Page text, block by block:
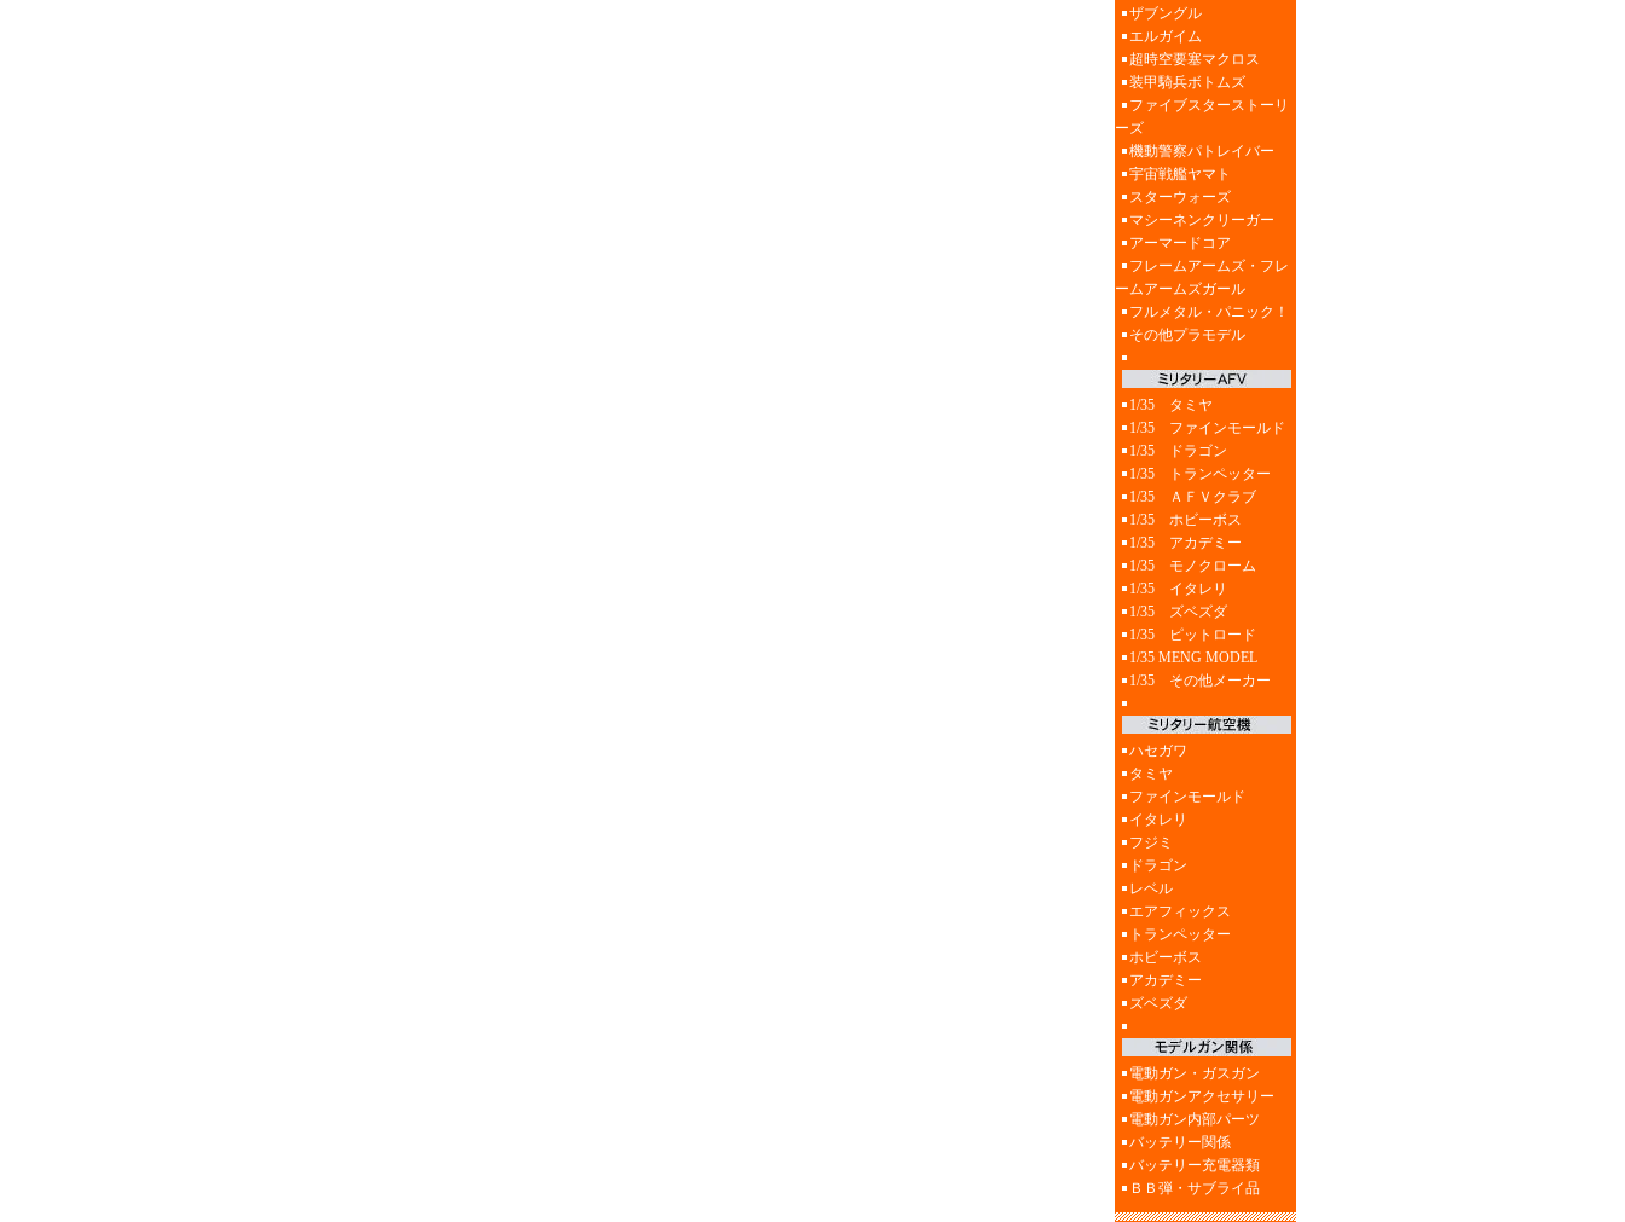
ザブングル
エルガイム
超時空要塞マクロス
装甲騎兵ボトムズ
ファイブスターストーリ
ーズ
機動警察パトレイバー
宇宙戦艦ヤマト
スターウォーズ
マシーネンクリーガー
アーマードコア
フレームアームズ・フレ
ームアームズガール
フルメタル・パニック！
その他プラモデル
1/35 タミヤ
1/35 ファインモールド
1/35 ドラゴン
1/35 トランペッター
1/35 ＡＦＶクラブ
1/35 ホビーボス
1/35 アカデミー
1/35 モノクローム
1/35 イタレリ
1/35 ズベズダ
1/35 ピットロード
1/35 MENG MODEL
1/35 その他メーカー
ハセガワ
タミヤ
ファインモールド
イタレリ
フジミ
ドラゴン
レベル
エアフィックス
トランペッター
ホビーボス
アカデミー
ズベズダ
電動ガン・ガスガン
電動ガンアクセサリー
電動ガン内部パーツ
バッテリー関係
バッテリー充電器類
ＢＢ弾・サブライ品